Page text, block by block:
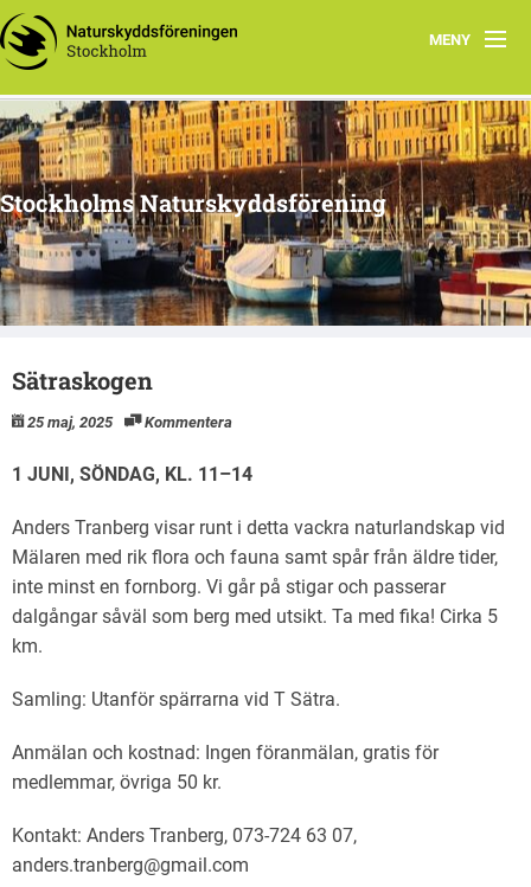
MENY
Hem
Arbetsgrupper
Media
Material
Naturnyttan
Stockholms Naturskyddsförening
Sätraskogen
25 maj, 2025 Kommentera
1 JUNI, SÖNDAG, KL. 11–14
Anders Tranberg visar runt i detta vackra naturlandskap vid
Mälaren med rik flora och fauna samt spår från äldre tider,
inte minst en fornborg. Vi går på stigar och passerar
dalgångar såväl som berg med utsikt. Ta med fika! Cirka 5
km.
Samling: Utanför spärrarna vid T Sätra.
Anmälan och kostnad: Ingen föranmälan, gratis för
medlemmar, övriga 50 kr.
Kontakt: Anders Tranberg, 073-724 63 07,
anders.tranberg@gmail.com